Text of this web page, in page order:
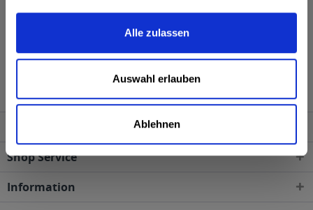
Alle zulassen
Auswahl erlauben
Ablehnen
Kunden haben sich ebenfalls angesehen
Kisker Wachholder 0,7l wird in den folgenden
Regionen, Städten, Orten und Postleitzahl-Gebieten
Shop Service
Information